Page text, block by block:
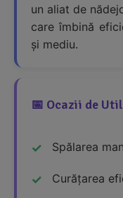
un aliat de
care îmbină
și mediu.
📅 Ocazii de
Spălarea
Curățarea